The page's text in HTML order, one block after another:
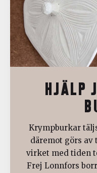
HJÄLP
Krympburkar
däremot görs
virket med tiden
Frej Lonnfors